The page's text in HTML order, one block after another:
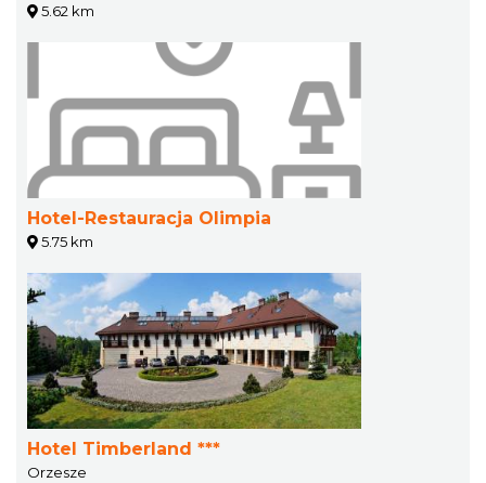
5.62 km
Hotel-Restauracja Olimpia
5.75 km
Hotel Timberland ***
Orzesze